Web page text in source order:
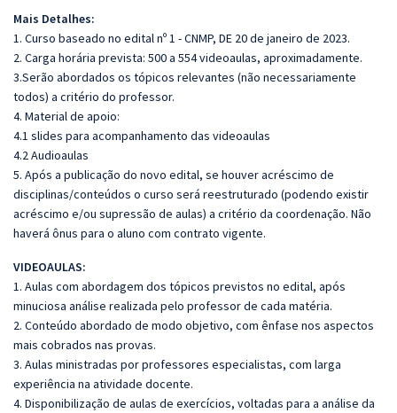
Mais Detalhes:
1. Curso baseado no edital nº 1 - CNMP, DE 20 de janeiro de 2023.
2. Carga horária prevista: 500 a 554 videoaulas, aproximadamente.
3.Serão abordados os tópicos relevantes (não necessariamente
todos) a critério do professor.
4. Material de apoio:
4.1 slides para acompanhamento das videoaulas
4.2 Audioaulas
5. Após a publicação do novo edital, se houver acréscimo de
disciplinas/conteúdos o curso será reestruturado (podendo existir
acréscimo e/ou supressão de aulas) a critério da coordenação. Não
haverá ônus para o aluno com contrato vigente.
VIDEOAULAS:
1. Aulas com abordagem dos tópicos previstos no edital, após
minuciosa análise realizada pelo professor de cada matéria.
2. Conteúdo abordado de modo objetivo, com ênfase nos aspectos
mais cobrados nas provas.
3. Aulas ministradas por professores especialistas, com larga
experiência na atividade docente.
4. Disponibilização de aulas de exercícios, voltadas para a análise da